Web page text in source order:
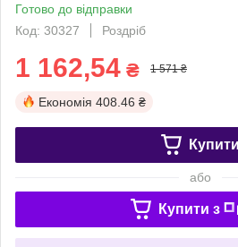
Готово до відправки
Код: 30327
Роздріб
1 162,54 ₴ 1 571 ₴
Економія 408.46 ₴
Купити
або
Купити з